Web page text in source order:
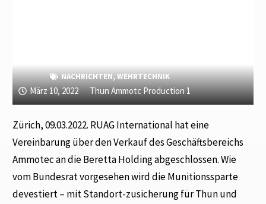
NACHRICHTEN,WEHRTECHNIK
März 10, 2022 Thun Ammotc Production 1
Zürich, 09.03.2022. RUAG International hat eine
Vereinbarung über den Verkauf des Geschäftsbereichs
Ammotec an die Beretta Holding abgeschlossen. Wie
vom Bundesrat vorgesehen wird die Munitionssparte
devestiert – mit Standort-zusicherung für Thun und